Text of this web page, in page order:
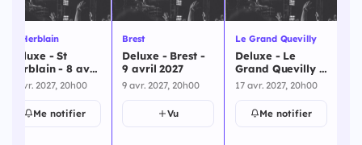
St Herblain
Deluxe - St
Herblain - 8 avril
2027
8 avr. 2027, 20h00
Me notifier
Brest
Deluxe - Brest -
9 avril 2027
9 avr. 2027, 20h00
Vu
Le Grand Quevilly
Deluxe - Le
Grand Quevilly -
17 avril 2027
17 avr. 2027, 20h00
Me notifier